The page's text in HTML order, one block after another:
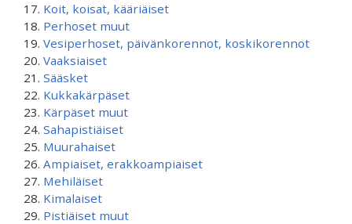
Koit, koisat, kääriäiset
Perhoset muut
Vesiperhoset, päivänkorennot, koskikorennot
Vaaksiaiset
Sääsket
Kukkakärpäset
Kärpäset muut
Sahapistiäiset
Muurahaiset
Ampiaiset, erakkoampiaiset
Mehiläiset
Kimalaiset
Pistiäiset muut